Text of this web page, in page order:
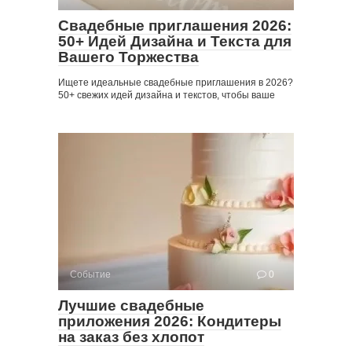
Свадебные приглашения 2026:
50+ Идей Дизайна и Текста для
Вашего Торжества
Ищете идеальные свадебные приглашения в 2026?
50+ свежих идей дизайна и текстов, чтобы ваше
Событие 0
Лучшие свадебные
приложения 2026: Кондитеры
на заказ без хлопот